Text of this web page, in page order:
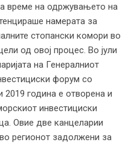
време на одржувањето на
намерата за
стопански комори во
од овој процес. Во јули
на Генералниот
форум со
година е отворена и
инвестициски
Овие две канцеларии
регионот задолжени за